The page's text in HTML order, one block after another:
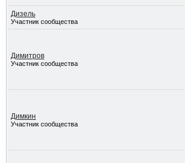
Дизель
Участник сообщества
Димитров
Участник сообщества
Димкин
Участник сообщества